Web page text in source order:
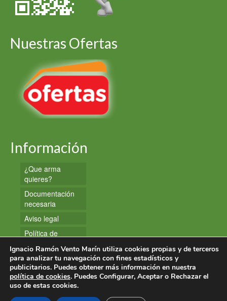
Nuestras Ofertas
Información
¿Que arma
quieres?
Documentación
necesaria
Aviso legal
Política de
privacidad
Política de
cookies
Ignacio Ramón Vento Marín utiliza cookies propias y de terceros
para analizar tu navegación con fines estadísticos y
publicitarios. Puedes obtener más información en nuestra
política de cookies. Puedes Configurar, Aceptar o Rechazar el
uso de estas cookies.